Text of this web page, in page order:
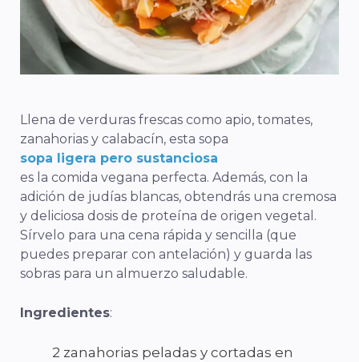
Llena de verduras frescas como apio, tomates,
zanahorias y calabacín, esta sopa
sopa ligera pero sustanciosa
es la comida vegana perfecta. Además, con la
adición de judías blancas, obtendrás una cremosa
y deliciosa dosis de proteína de origen vegetal.
Sírvelo para una cena rápida y sencilla (que
puedes preparar con antelación) y guarda las
sobras para un almuerzo saludable.
Ingredientes:
2 zanahorias peladas y cortadas en